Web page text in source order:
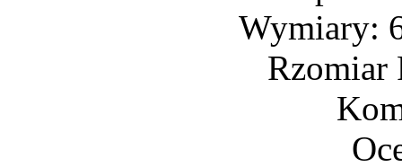
Wymiary:
Rzomiar